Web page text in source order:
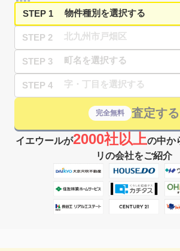
STEP 1
STEP 2
STEP 3
STEP 4
完全無料 査定する
イエウールが2000社以上の中か
リの会社をご紹介